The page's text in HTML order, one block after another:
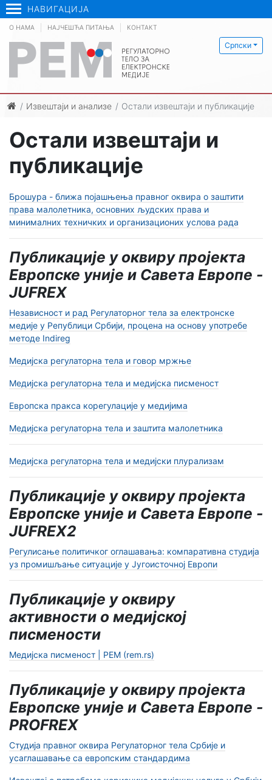
НАВИГАЦИЈА
Српски
О НАМА НАЈЧЕШЋА ПИТАЊА КОНТАКТ
Извештаји и анализе Остали извештаји и публикације
Остали извештаји и
публикације
Брошура - ближа појашњења правног оквира о заштити
права малолетника, основних људских права и
минималних техничких и организационих услова рада
Публикације у оквиру пројекта
Европске уније и Савета Европе -
JUFREX
Независност и рад Регулаторног тела за електронске
медије у Републици Србији, процена на основу употребе
методе Indireg
Медијска регулаторна тела и говор мржње
Медијска регулаторна тела и медијска писменост
Европска пракса корегулације у медијима
Медијска регулаторна тела и заштита малолетника
Медијска регулаторна тела и медијски плурализам
Публикације у оквиру пројекта
Европске уније и Савета Европе -
JUFREX2
Регулисање политичког оглашавања: компаративна студија
уз промишљање ситуације у Југоисточној Европи
Публикације у оквиру
активности о медијској
писмености
Медијска писменост | РЕМ (rem.rs)
Публикације у оквиру пројекта
Европске уније и Савета Европе -
PROFREX
Студија правног оквира Регулаторног тела Србије и
усаглашавање са европским стандардима